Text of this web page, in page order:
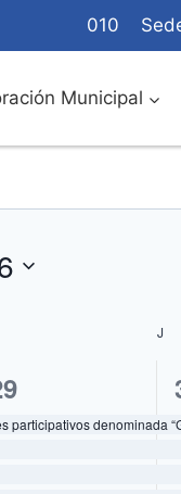
010
Municipal
J
denominada